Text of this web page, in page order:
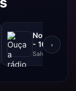
NovaBrasil
- 104.7 FM
Salvador, BA
›